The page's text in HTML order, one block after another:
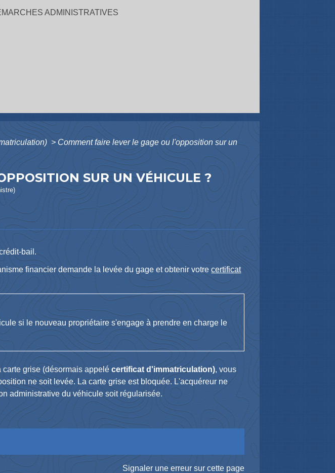
ADMINISTRATIVES
> Comment faire lever le gage ou l'opposition sur un
SUR UN VÉHICULE ?
bail.
financier demande la levée du gage et obtenir votrecertificat
si le nouveau propriétaire s'engage à prendre en charge le
carte grise (désormais appelécertificat d'immatriculation), vous
ne soit levée. La carte grise est bloquée. L'acquéreur ne
administrative du véhicule soit régularisée.
Signaler une erreur sur cette page